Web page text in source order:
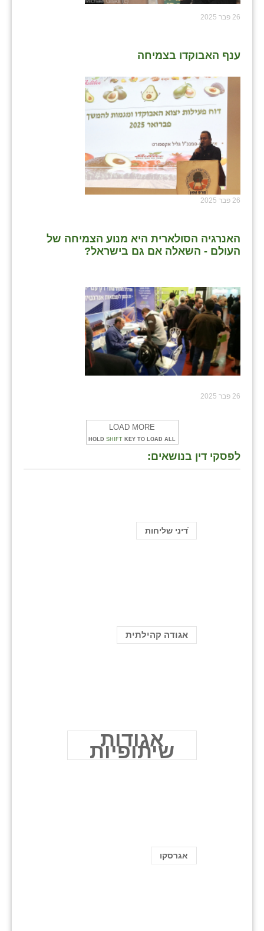
26 פבר 2025
ענף האבוקדו בצמיחה
26 פבר 2025
האנרגיה הסולארית היא מנוע הצמיחה של
העולם - השאלה אם גם בישראל?
26 פבר 2025
LOAD MORE
HOLD SHIFT KEY TO LOAD ALL
לפסקי דין בנושאים:
ֿדיני שליחות
אגודה קהילתית
אגודות
שיתופיות
אגרסקו